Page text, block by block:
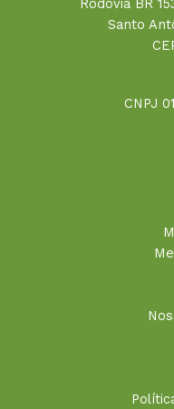
Rodovia BR
Santo
CNPJ